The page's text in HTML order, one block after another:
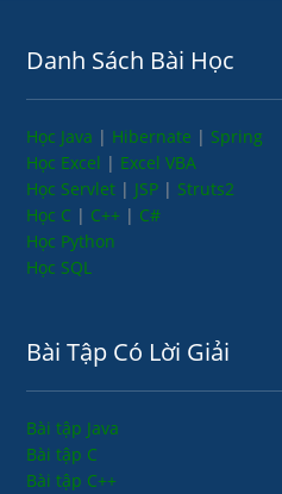
Danh Sách Bài Học
Học Java | Hibernate | Spring
Học Excel | Excel VBA
Học Servlet | JSP | Struts2
Học C | C++ | C#
Học Python
Học SQL
Bài Tập Có Lời Giải
Bài tập Java
Bài tập C
Bài tập C++